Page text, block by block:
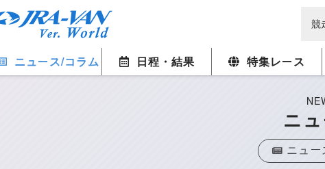
ニュース/コラム 日程・結果 特集レース
ニ
ニュー